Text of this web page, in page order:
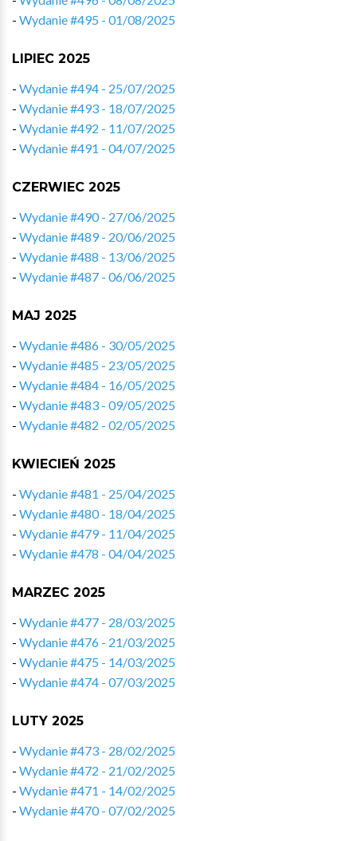
- Wydanie #495 - 01/08/2025
LIPIEC 2025
- Wydanie #494 - 25/07/2025
- Wydanie #493 - 18/07/2025
- Wydanie #492 - 11/07/2025
- Wydanie #491 - 04/07/2025
CZERWIEC 2025
- Wydanie #490 - 27/06/2025
- Wydanie #489 - 20/06/2025
- Wydanie #488 - 13/06/2025
- Wydanie #487 - 06/06/2025
MAJ 2025
- Wydanie #486 - 30/05/2025
- Wydanie #485 - 23/05/2025
- Wydanie #484 - 16/05/2025
- Wydanie #483 - 09/05/2025
- Wydanie #482 - 02/05/2025
KWIECIEŃ 2025
- Wydanie #481 - 25/04/2025
- Wydanie #480 - 18/04/2025
- Wydanie #479 - 11/04/2025
- Wydanie #478 - 04/04/2025
MARZEC 2025
- Wydanie #477 - 28/03/2025
- Wydanie #476 - 21/03/2025
- Wydanie #475 - 14/03/2025
- Wydanie #474 - 07/03/2025
LUTY 2025
- Wydanie #473 - 28/02/2025
- Wydanie #472 - 21/02/2025
- Wydanie #471 - 14/02/2025
- Wydanie #470 - 07/02/2025